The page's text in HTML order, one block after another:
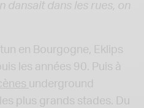
dansait dans les rues, on
en Bourgogne, Eklips
les années 90. Puis à
underground
plus grands stades. Du